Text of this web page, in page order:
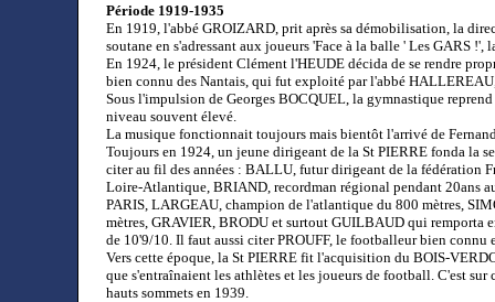
Période 1919-1935
En 1919, l'abbé GROIZARD, prit après sa démobilisation, la
soutane en s'adressant aux joueurs 'Face à la balle ' Les GARS !',
En 1924, le président Clément l'HEUDE décida de se rendre
bien connu des Nantais, qui fut exploité par l'abbé
Sous l'impulsion de Georges BOCQUEL, la gymnastique
niveau souvent élevé.
La musique fonctionnait toujours mais bientôt l'arrivé de
Toujours en 1924, un jeune dirigeant de la St PIERRE fonda la
citer au fil des années : BALLU, futur dirigeant de la fédération
Loire-Atlantique, BRIAND, recordman régional pendant 20ans
PARIS, LARGEAU, champion de l'atlantique du 800 mètres,
mètres, GRAVIER, BRODU et surtout GUILBAUD qui remporta
de 10'9/10. Il faut aussi citer PROUFF, le footballeur bien
Vers cette époque, la St PIERRE fit l'acquisition du BOIS-
que s'entraînaient les athlètes et les joueurs de football. C'est
hauts sommets en 1939.